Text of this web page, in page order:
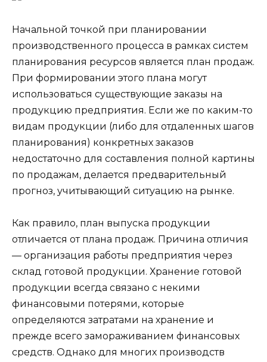
Начальной точкой при планировании
производственного процесса в рамках систем
планирования ресурсов является план продаж.
При формировании этого плана могут
использоваться существующие заказы на
продукцию предприятия. Если же по каким-то
видам продукции (либо для отдаленных шагов
планирования) конкретных заказов
недостаточно для составления полной картины
по продажам, делается предварительный
прогноз, учитывающий ситуацию на рынке.
Как правило, план выпуска продукции
отличается от плана продаж. Причина отличия
— организация работы предприятия через
склад готовой продукции. Хранение готовой
продукции всегда связано с некими
финансовыми потерями, которые
определяются затратами на хранение и
прежде всего замораживанием финансовых
средств. Однако для многих производств